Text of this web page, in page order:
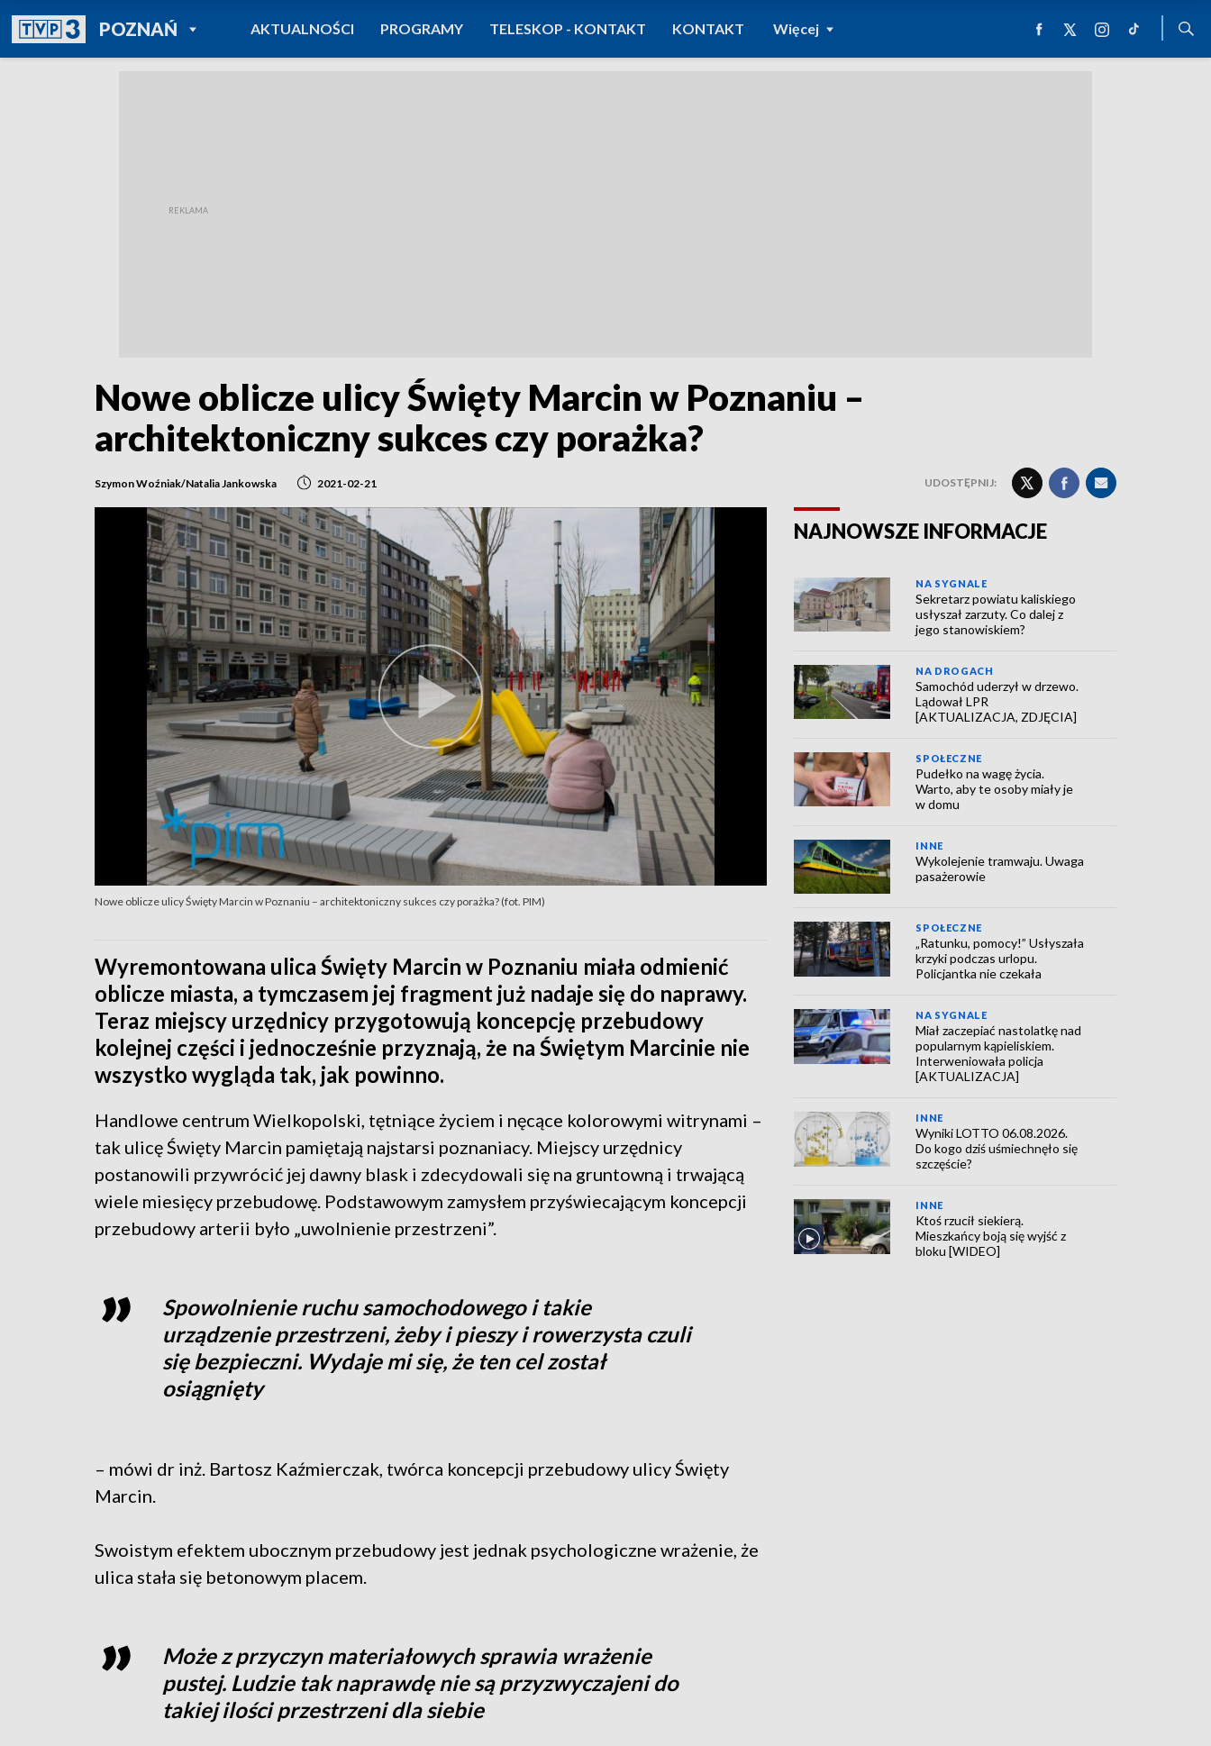
POZNAŃPOWRÓT DO
TVP REGIONY
AKTUALNOŚCI PROGRAMY TELESKOP - KONTAKT KONTAKT Więcej
Nowe oblicze ulicy Święty Marcin w Poznaniu –
architektoniczny sukces czy porażka?
Szymon Woźniak/Natalia Jankowska 2021-02-21 UDOSTĘPNIJ:
Nowe oblicze ulicy Święty Marcin w Poznaniu – architektoniczny sukces czy porażka? (fot. PIM)
Wyremontowana ulica Święty Marcin w Poznaniu miała odmienić
oblicze miasta, a tymczasem jej fragment już nadaje się do naprawy.
Teraz miejscy urzędnicy przygotowują koncepcję przebudowy
kolejnej części i jednocześnie przyznają, że na Świętym Marcinie nie
wszystko wygląda tak, jak powinno.
Handlowe centrum Wielkopolski, tętniące życiem i nęcące kolorowymi witrynami –
tak ulicę Święty Marcin pamiętają najstarsi poznaniacy. Miejscy urzędnicy
postanowili przywrócić jej dawny blask i zdecydowali się na gruntowną i trwającą
wiele miesięcy przebudowę. Podstawowym zamysłem przyświecającym koncepcji
przebudowy arterii było „uwolnienie przestrzeni”.
Spowolnienie ruchu samochodowego i takie
urządzenie przestrzeni, żeby i pieszy i rowerzysta czuli
się bezpieczni. Wydaje mi się, że ten cel został
osiągnięty
– mówi dr inż. Bartosz Kaźmierczak, twórca koncepcji przebudowy ulicy Święty
Marcin.
Swoistym efektem ubocznym przebudowy jest jednak psychologiczne wrażenie, że
ulica stała się betonowym placem.
Może z przyczyn materiałowych sprawia wrażenie
pustej. Ludzie tak naprawdę nie są przyzwyczajeni do
takiej ilości przestrzeni dla siebie
NAJNOWSZE INFORMACJE
NA SYGNALE
Sekretarz powiatu kaliskiego
usłyszał zarzuty. Co dalej z
jego stanowiskiem?
NA DROGACH
Samochód uderzył w drzewo.
Lądował LPR
[AKTUALIZACJA, ZDJĘCIA]
SPOŁECZNE
Pudełko na wagę życia.
Warto, aby te osoby miały je
w domu
INNE
Wykolejenie tramwaju. Uwaga
pasażerowie
SPOŁECZNE
„Ratunku, pomocy!” Usłyszała
krzyki podczas urlopu.
Policjantka nie czekała
NA SYGNALE
Miał zaczepiać nastolatkę nad
popularnym kąpieliskiem.
Interweniowała policja
[AKTUALIZACJA]
INNE
Wyniki LOTTO 06.08.2026.
Do kogo dziś uśmiechnęło się
szczęście?
INNE
Ktoś rzucił siekierą.
Mieszkańcy boją się wyjść z
bloku [WIDEO]